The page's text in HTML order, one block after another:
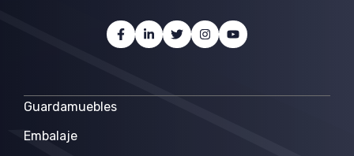
Guardamuebles
Embalaje